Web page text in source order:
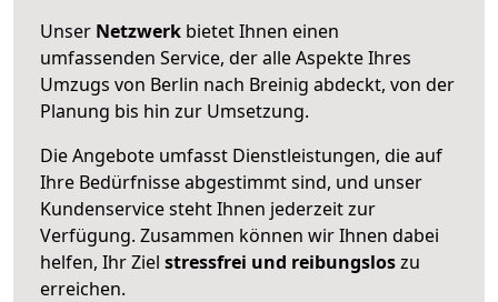
Unser Netzwerk bietet Ihnen einen
umfassenden Service, der alle Aspekte Ihres
Umzugs von Berlin nach Breinig abdeckt, von der
Planung bis hin zur Umsetzung.
Die Angebote umfasst Dienstleistungen, die auf
Ihre Bedürfnisse abgestimmt sind, und unser
Kundenservice steht Ihnen jederzeit zur
Verfügung. Zusammen können wir Ihnen dabei
helfen, Ihr Ziel stressfrei und reibungsloszu
erreichen.